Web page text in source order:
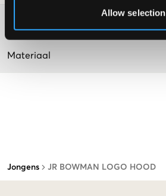
Allow selection
Jongens JR BOWMAN LOGO HOOD
Materiaal